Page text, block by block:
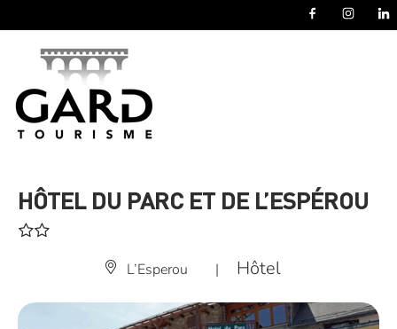
HÔTEL DU PARC ET DE L’ESPÉROU
L’Esperou | Hôtel